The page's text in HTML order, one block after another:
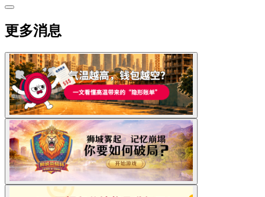
更多消息